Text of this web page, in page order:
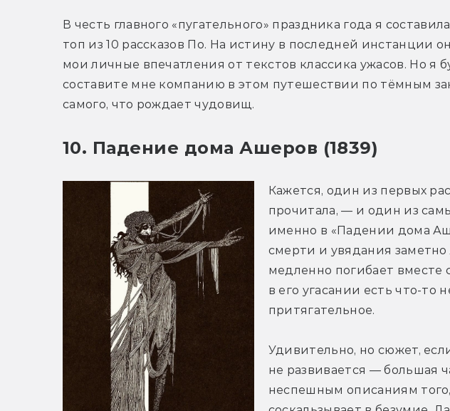
В честь главного «пугательного» праздника года я
топ из 10 рассказов По. На истину в последней инстанции
мои личные впечатления от текстов классика ужасов. Но я
составите мне компанию в этом путешествии по тёмным
самого, что рождает чудовищ.
10. Падение дома Ашеров (1839)
Кажется, один из первых
прочитала, — и один из
именно в «Падении дома
смерти и увядания
медленно погибает вместе
в его угасании есть что-то
притягательное.
Удивительно, но сюжет,
не развивается — большая
неспешным описаниям